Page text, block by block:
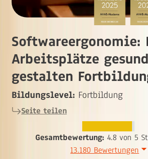
Arbeitsplätze gesund
gestalten
Bildungslevel: Fortbildung
Seite teilen
Gesamtbewertung: 4.8 von 5
13.180 Bewertungen